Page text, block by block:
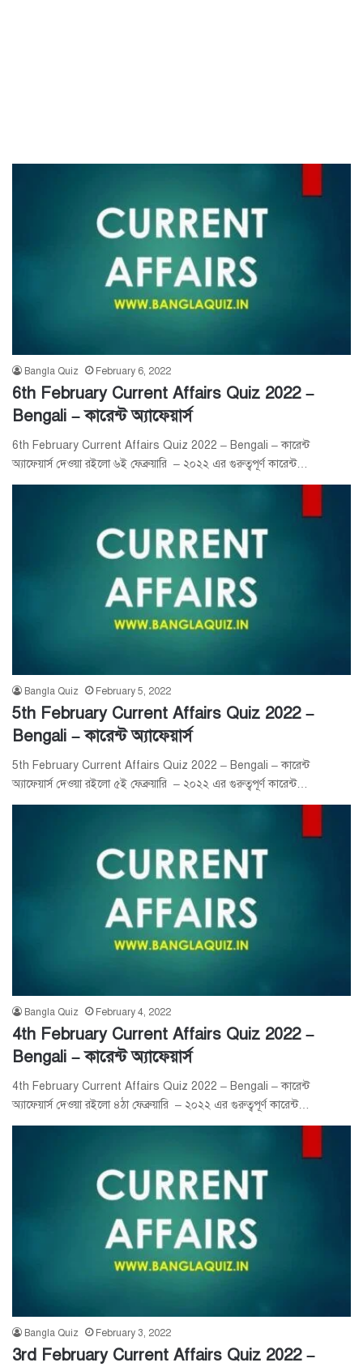
Bangla Quiz February 6, 2022
6th February Current Affairs Quiz 2022 –
Bengali – কারেন্ট অ্যাফেয়ার্স
6th February Current Affairs Quiz 2022 – Bengali – কারেন্ট
অ্যাফেয়ার্স দেওয়া রইলো ৬ই ফেব্রুয়ারি – ২০২২ এর গুরুত্বপূর্ণ কারেন্ট…
Bangla Quiz February 5, 2022
5th February Current Affairs Quiz 2022 –
Bengali – কারেন্ট অ্যাফেয়ার্স
5th February Current Affairs Quiz 2022 – Bengali – কারেন্ট
অ্যাফেয়ার্স দেওয়া রইলো ৫ই ফেব্রুয়ারি – ২০২২ এর গুরুত্বপূর্ণ কারেন্ট…
Bangla Quiz February 4, 2022
4th February Current Affairs Quiz 2022 –
Bengali – কারেন্ট অ্যাফেয়ার্স
4th February Current Affairs Quiz 2022 – Bengali – কারেন্ট
অ্যাফেয়ার্স দেওয়া রইলো ৪ঠা ফেব্রুয়ারি – ২০২২ এর গুরুত্বপূর্ণ কারেন্ট…
Bangla Quiz February 3, 2022
3rd February Current Affairs Quiz 2022 –